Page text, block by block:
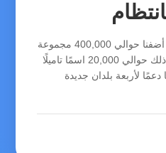
في الأسابيع القليلة الماضية، أضفنا حوالي 400,000 مجموعة
بيانات مؤهلة جديدة، بما في ذلك حوالي 20,000 اسمًا تاميلًا
دعمًا لأربعة بلدان جديدة